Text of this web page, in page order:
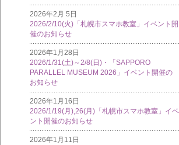
2026年2月 5日
2026/2/10(火)「札幌市スマホ教室」イベント開
催のお知らせ
2026年1月28日
2026/1/31(土)～2/8(日)・「SAPPORO
PARALLEL MUSEUM 2026」イベント開催の
お知らせ
2026年1月16日
2026/1/19(月),26(月)「札幌市スマホ教室」イベ
ント開催のお知らせ
2026年1月11日